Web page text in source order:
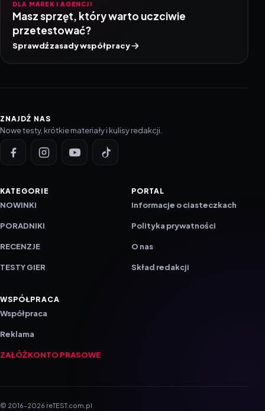
DLA MAREK I AGENCJI
Masz sprzęt, który warto uczciwie
przetestować?
Sprawdź zasady współpracy
ZNAJDŹ NAS
Nowe testy, krótkie materiały i kulisy redakcji.
KATEGORIE
NOWINKI
PORADNIKI
RECENZJE
TESTY GIER
PORTAL
Informacje o ciasteczkach
Polityka prywatności
O nas
Skład redakcji
WSPÓŁPRACA
Współpraca
Reklama
ZAŁÓŻ KONTO PRASOWE
© 2016–2026 reTEST.com.pl